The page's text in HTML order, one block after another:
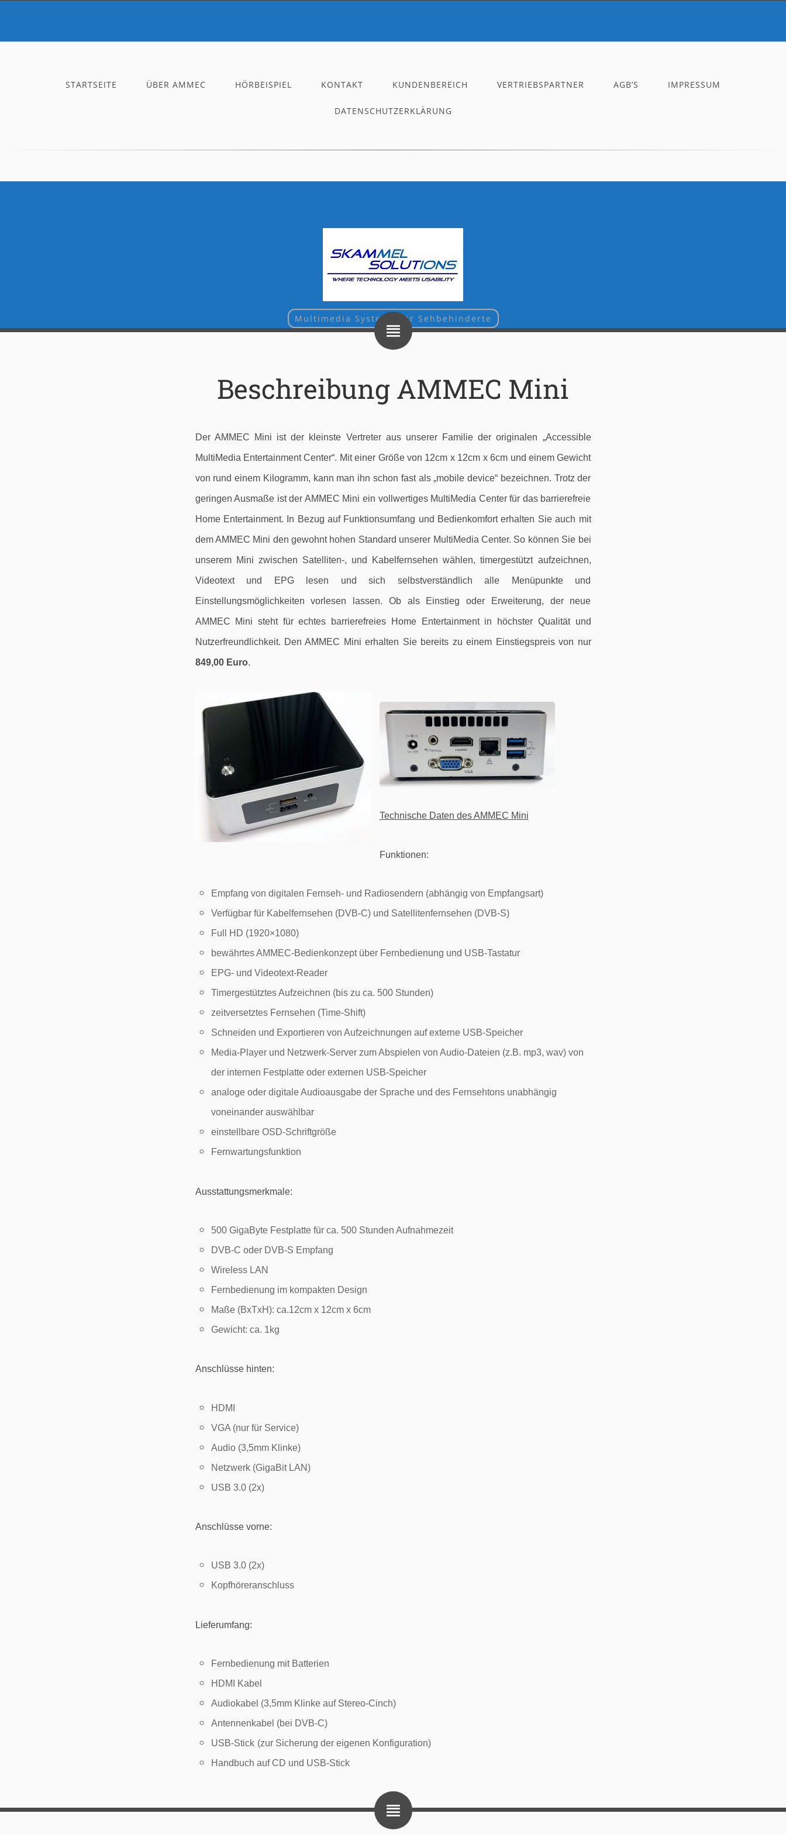
STARTSEITE ÜBER AMMEC HÖRBEISPIEL KONTAKT KUNDENBEREICH VERTRIEBSPARTNER AGB’S IMPRESSUM
DATENSCHUTZERKLÄRUNG
Multimedia Systeme für Sehbehinderte
Beschreibung AMMEC Mini
Der AMMEC Mini ist der kleinste Vertreter aus unserer Familie der originalen „Accessible
MultiMedia Entertainment Center“. Mit einer Größe von 12cm x 12cm x 6cm und einem Gewicht
von rund einem Kilogramm, kann man ihn schon fast als „mobile device“ bezeichnen. Trotz der
geringen Ausmaße ist der AMMEC Mini ein vollwertiges MultiMedia Center für das barrierefreie
Home Entertainment. In Bezug auf Funktionsumfang und Bedienkomfort erhalten Sie auch mit
dem AMMEC Mini den gewohnt hohen Standard unserer MultiMedia Center. So können Sie bei
unserem Mini zwischen Satelliten-, und Kabelfernsehen wählen, timergestützt aufzeichnen,
Videotext und EPG lesen und sich selbstverständlich alle Menüpunkte und
Einstellungsmöglichkeiten vorlesen lassen. Ob als Einstieg oder Erweiterung, der neue
AMMEC Mini steht für echtes barrierefreies Home Entertainment in höchster Qualität und
Nutzerfreundlichkeit. Den AMMEC Mini erhalten Sie bereits zu einem Einstiegspreis von nur
849,00 Euro.
Technische Daten des AMMEC Mini
Funktionen:
Empfang von digitalen Fernseh- und Radiosendern (abhängig von Empfangsart)
Verfügbar für Kabelfernsehen (DVB-C) und Satellitenfernsehen (DVB-S)
Full HD (1920×1080)
bewährtes AMMEC-Bedienkonzept über Fernbedienung und USB-Tastatur
EPG- und Videotext-Reader
Timergestütztes Aufzeichnen (bis zu ca. 500 Stunden)
zeitversetztes Fernsehen (Time-Shift)
Schneiden und Exportieren von Aufzeichnungen auf externe USB-Speicher
Media-Player und Netzwerk-Server zum Abspielen von Audio-Dateien (z.B. mp3, wav) von
der internen Festplatte oder externen USB-Speicher
analoge oder digitale Audioausgabe der Sprache und des Fernsehtons unabhängig
voneinander auswählbar
einstellbare OSD-Schriftgröße
Fernwartungsfunktion
Ausstattungsmerkmale:
500 GigaByte Festplatte für ca. 500 Stunden Aufnahmezeit
DVB-C oder DVB-S Empfang
Wireless LAN
Fernbedienung im kompakten Design
Maße (BxTxH): ca.12cm x 12cm x 6cm
Gewicht: ca. 1kg
Anschlüsse hinten:
HDMI
VGA (nur für Service)
Audio (3,5mm Klinke)
Netzwerk (GigaBit LAN)
USB 3.0 (2x)
Anschlüsse vorne:
USB 3.0 (2x)
Kopfhöreranschluss
Lieferumfang:
Fernbedienung mit Batterien
HDMI Kabel
Audiokabel (3,5mm Klinke auf Stereo-Cinch)
Antennenkabel (bei DVB-C)
USB-Stick (zur Sicherung der eigenen Konfiguration)
Handbuch auf CD und USB-Stick